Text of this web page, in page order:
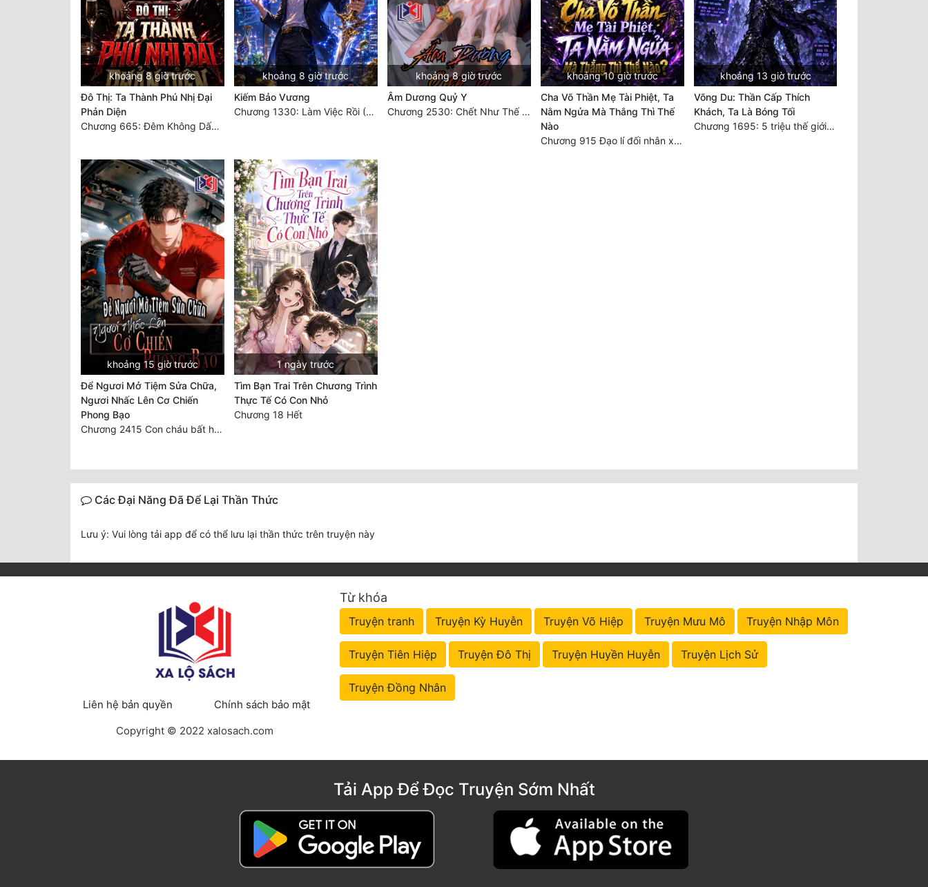
khoảng 8 giờ trước
Đô Thị: Ta Thành Phú Nhị Đại
Phản Diện
Chương 665: Đêm Không Dấu Vết
khoảng 8 giờ trước
Kiếm Bảo Vương
Chương 1330: Làm Việc Rồi (4/5)
khoảng 8 giờ trước
Âm Dương Quỷ Y
Chương 2530: Chết Như Thế Nào
khoảng 10 giờ trước
Cha Võ Thần Mẹ Tài Phiệt, Ta
Nằm Ngửa Mà Thắng Thì Thế
Nào
Chương 915 Đạo lí đối nhân xử thế! Ta biết làm cơm là chuyện rất kỳ quái sao?
khoảng 13 giờ trước
Võng Du: Thần Cấp Thích
Khách, Ta Là Bóng Tối
Chương 1695: 5 triệu thế giới bản gốc, cũng không thể giết chết ta!
khoảng 15 giờ trước
Để Ngươi Mở Tiệm Sửa Chữa,
Ngươi Nhấc Lên Cơ Chiến
Phong Bạo
Chương 2415 Con cháu bất hiếu!! Mời cùng lên đường!!
1 ngày trước
Tìm Bạn Trai Trên Chương Trình
Thực Tế Có Con Nhỏ
Chương 18 Hết
Các Đại Năng Đã Để Lại Thần Thức
Lưu ý: Vui lòng tải app để có thể lưu lại thần thức trên truyện này
Liên hệ bản quyền
Chính sách bảo mật
Copyright © 2022 xalosach.com
Từ khóa
Truyện tranh Truyện Kỳ Huyễn Truyện Võ Hiệp Truyện Mưu Mô Truyện Nhập Môn
Truyện Tiên Hiệp Truyện Đô Thị Truyện Huyền Huyễn Truyện Lịch Sử
Truyện Đồng Nhân
Tải App Để Đọc Truyện Sớm Nhất